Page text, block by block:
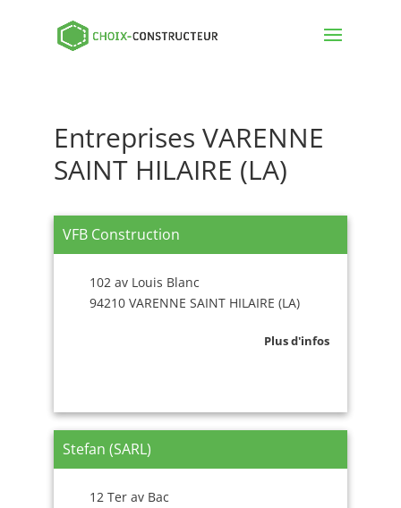
Entreprises VARENNE
SAINT HILAIRE (LA)
VFB Construction
102 av Louis Blanc
94210 VARENNE SAINT HILAIRE (LA)
Plus d'infos
Stefan (SARL)
12 Ter av Bac